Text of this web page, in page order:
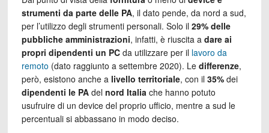
strumenti da parte delle PA, il dato pende, da nord a sud,
per l’utilizzo degli strumenti personali. Solo il 29% delle
pubbliche amministrazioni, infatti, è riuscita a dare ai
propri dipendenti un PCda utilizzare per il lavoro da
remoto (dato raggiunto a settembre 2020). Le differenze,
però, esistono anche a livello territoriale, con il 35%dei
dipendenti le PAdel nord Italia che hanno potuto
usufruire di un device del proprio ufficio, mentre a sud le
percentuali si abbassano in modo deciso.